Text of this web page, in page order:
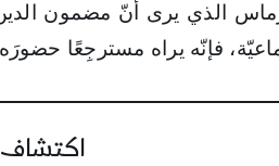
الذي يرى أنّ مضمون
فإنّه يراه مسترجِعًا
اكتشاف